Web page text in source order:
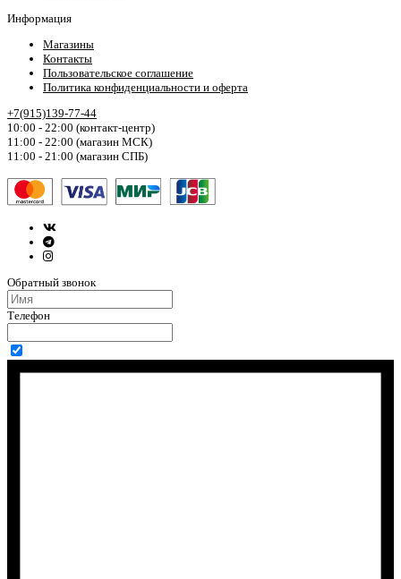
Информация
Магазины
Контакты
Пользовательское соглашение
Политика конфиденциальности и оферта
+7(915)139-77-44
10:00 - 22:00 (контакт-центр)
11:00 - 22:00 (магазин МСК)
11:00 - 21:00 (магазин СПБ)
Обратный звонок
Телефон